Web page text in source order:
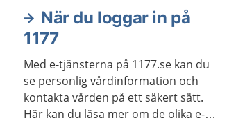
När du loggar in på
1177
Med e-tjänsterna på 1177.se kan du
se personlig vårdinformation och
kontakta vården på ett säkert sätt.
Här kan du läsa mer om de olika e-